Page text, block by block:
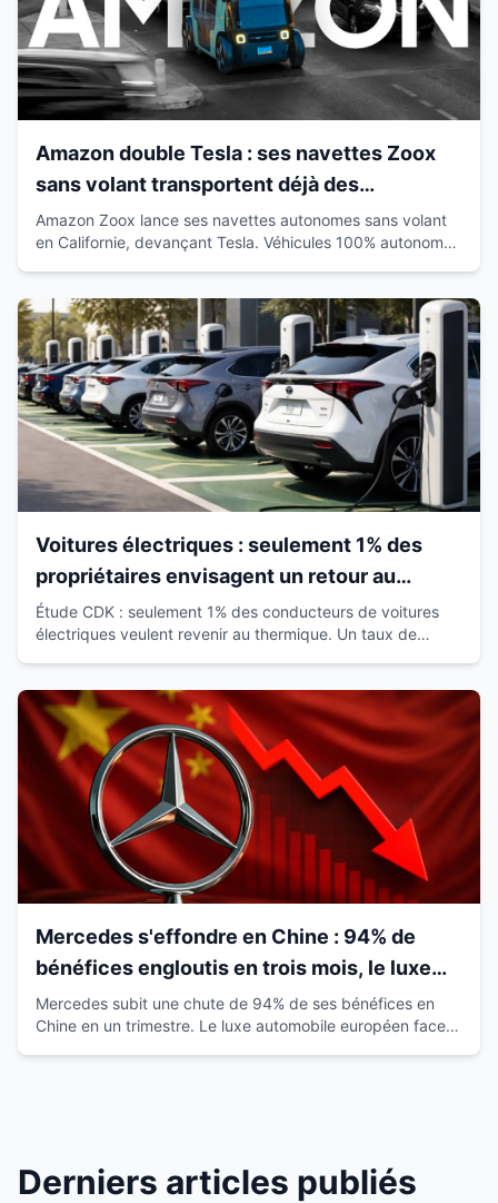
Amazon double Tesla : ses navettes Zoox
sans volant transportent déjà des
passagers en Californie
Amazon Zoox lance ses navettes autonomes sans volant
en Californie, devançant Tesla. Véhicules 100% autonomes
Voitures électriques : seulement 1% des
propriétaires envisagent un retour au
thermique
Étude CDK : seulement 1% des conducteurs de voitures
électriques veulent revenir au thermique. Un taux de
Mercedes s'effondre en Chine : 94% de
bénéfices engloutis en trois mois, le luxe
européen vacille
Mercedes subit une chute de 94% de ses bénéfices en
Chine en un trimestre. Le luxe automobile européen face à
Derniers articles publiés